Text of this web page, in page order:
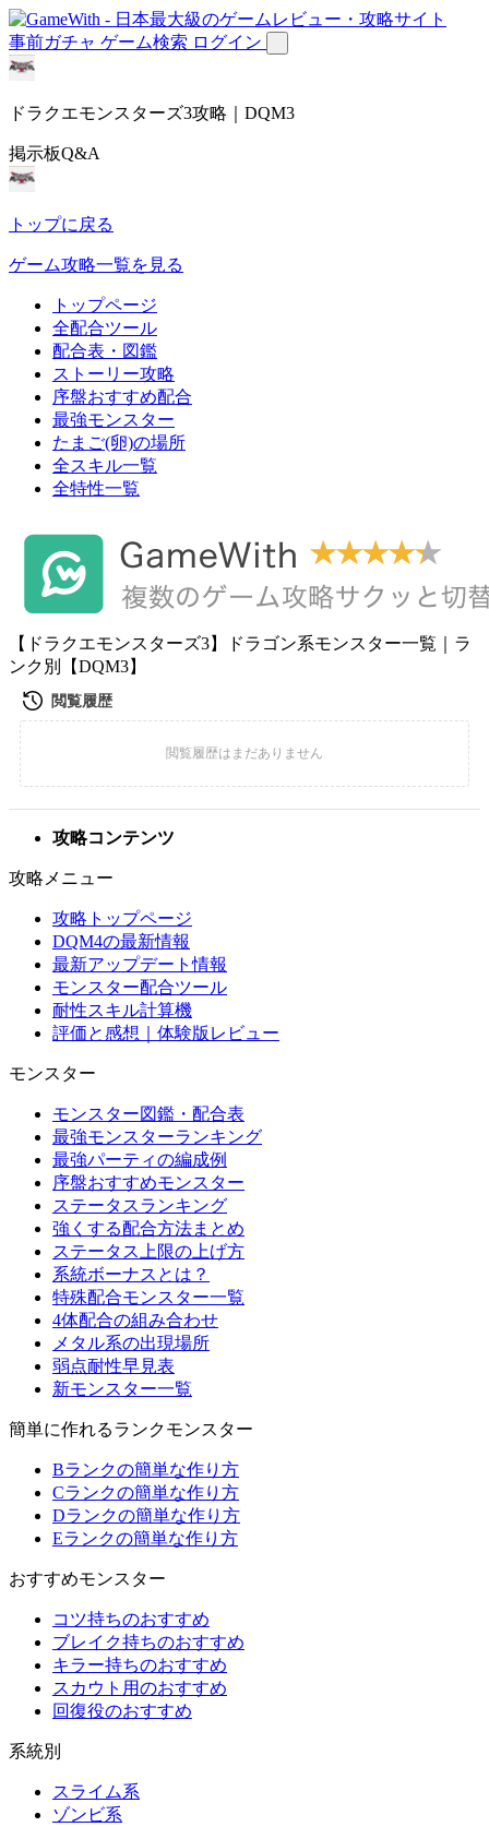
事前ガチャ ゲーム検索 ログイン
ドラクエモンスターズ3攻略｜DQM3
掲示板Q&A
トップに戻る
ゲーム攻略一覧を見る
トップページ
全配合ツール
配合表・図鑑
ストーリー攻略
序盤おすすめ配合
最強モンスター
たまご(卵)の場所
全スキル一覧
全特性一覧
【ドラクエモンスターズ3】ドラゴン系モンスター一覧｜ラ
ンク別【DQM3】
攻略コンテンツ
攻略メニュー
攻略トップページ
DQM4の最新情報
最新アップデート情報
モンスター配合ツール
耐性スキル計算機
評価と感想｜体験版レビュー
モンスター
モンスター図鑑・配合表
最強モンスターランキング
最強パーティの編成例
序盤おすすめモンスター
ステータスランキング
強くする配合方法まとめ
ステータス上限の上げ方
系統ボーナスとは？
特殊配合モンスター一覧
4体配合の組み合わせ
メタル系の出現場所
弱点耐性早見表
新モンスター一覧
簡単に作れるランクモンスター
Bランクの簡単な作り方
Cランクの簡単な作り方
Dランクの簡単な作り方
Eランクの簡単な作り方
おすすめモンスター
コツ持ちのおすすめ
ブレイク持ちのおすすめ
キラー持ちのおすすめ
スカウト用のおすすめ
回復役のおすすめ
系統別
スライム系
ゾンビ系